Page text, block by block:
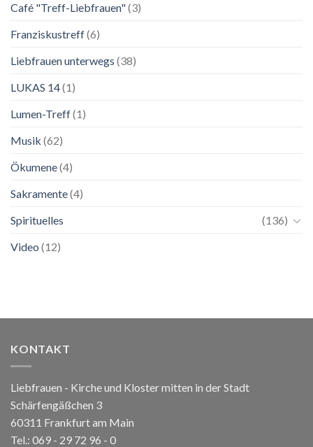
Café "Treff-Liebfrauen"(3)
Franziskustreff(6)
Liebfrauen unterwegs (38)
LUKAS 14(1)
Lumen-Treff(1)
Musik (62)
Ökumene(4)
Sakramente(4)
Spirituelles
(136)
Video (12)
KONTAKT
Liebfrauen - Kirche und Kloster mitten in der Stadt
Schärfengäßchen 3
60311 Frankfurt am Main
Tel.: 069 - 29 72 96 - 0